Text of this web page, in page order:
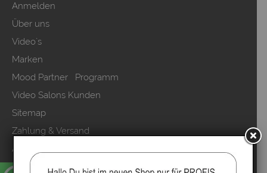
Anmelden
Über uns
Video`s
Marken
Mood Partner Programm
Video Salons Kunden
Sitemap
Zahlung & Versand
AGB & Kundeninfo
Datenschutzerklärung